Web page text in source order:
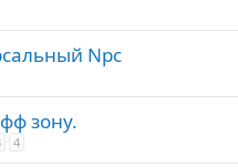
Npc
зону.
4